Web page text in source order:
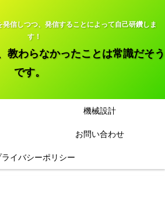
信しつつ、発信することによって自己研鑽しま
す！
教わらなかったことは常識だそう
です。
機械設計
お問い合わせ
ライバシーポリシー